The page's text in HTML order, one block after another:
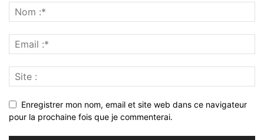
Enregistrer mon nom, email et site web dans ce navigateur
pour la prochaine fois que je commenterai.